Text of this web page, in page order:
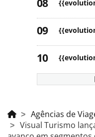
Agências de
Visual Turismo